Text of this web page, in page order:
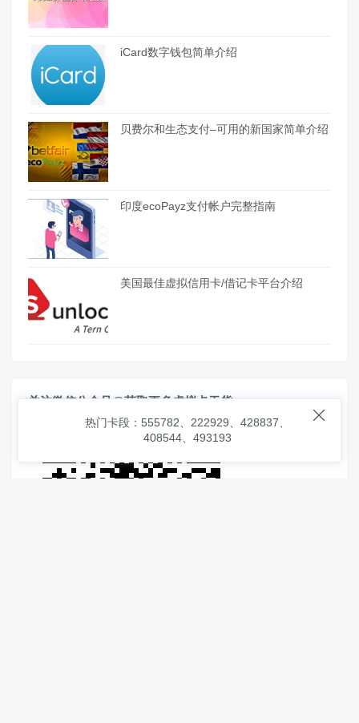
iCard数字钱包简单介绍
贝费尔和生态支付–可用的新国家简单介绍
印度ecoPayz支付帐户完整指南
美国最佳虚拟信用卡/借记卡平台介绍
关注微信公众号@获取更多虚拟卡干货

热门卡段：555782、222929、428837、
408544、493193